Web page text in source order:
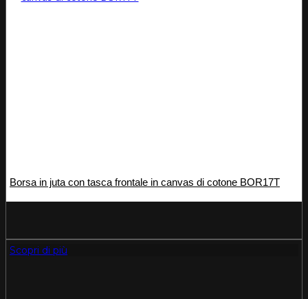
Borsa in juta con tasca frontale in canvas di cotone BOR17T
Scopri di più